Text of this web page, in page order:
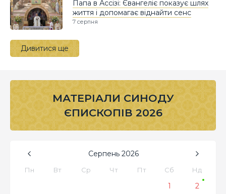
Папа в Ассізі: Євангеліє показує шлях
життя і допомагає віднайти сенс
7 серпня
Дивитися ще
МАТЕРІАЛИ СИНОДУ
ЄПИСКОПІВ 2026
Серпень 2026
Пн Вт Ср Чт Пт Сб Нд
1
2